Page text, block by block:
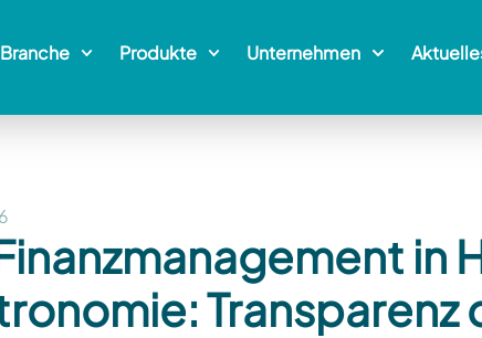
Branche Produkte Unternehmen
in